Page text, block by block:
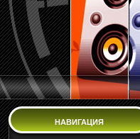
НАВИГАЦИЯ